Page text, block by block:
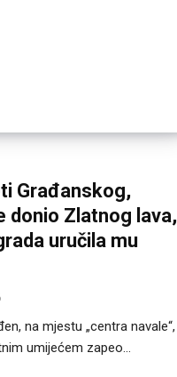
Građanskog,
donio Zlatnog lava,
uručila mu
umijećem zapeo...